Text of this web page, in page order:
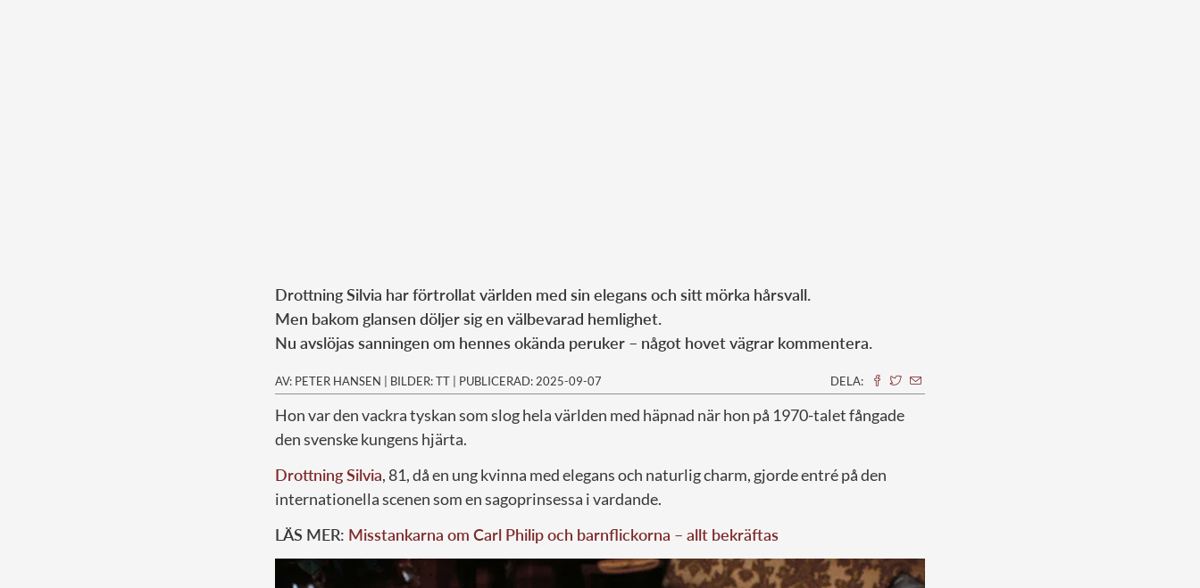
Drottning Silvia har förtrollat världen med sin elegans och sitt mörka hårsvall.
Men bakom glansen döljer sig en välbevarad hemlighet.
Nu avslöjas sanningen om hennes okända peruker – något hovet vägrar kommentera.
AV: PETER HANSEN | BILDER: TT | PUBLICERAD: 2025-09-07 DELA:
Hon var den vackra tyskan som slog hela världen med häpnad när hon på 1970-talet fångade
den svenske kungens hjärta.
Drottning Silvia, 81, då en ung kvinna med elegans och naturlig charm, gjorde entré på den
internationella scenen som en sagoprinsessa i vardande.
LÄS MER: Misstankarna om Carl Philip och barnflickorna – allt bekräftas